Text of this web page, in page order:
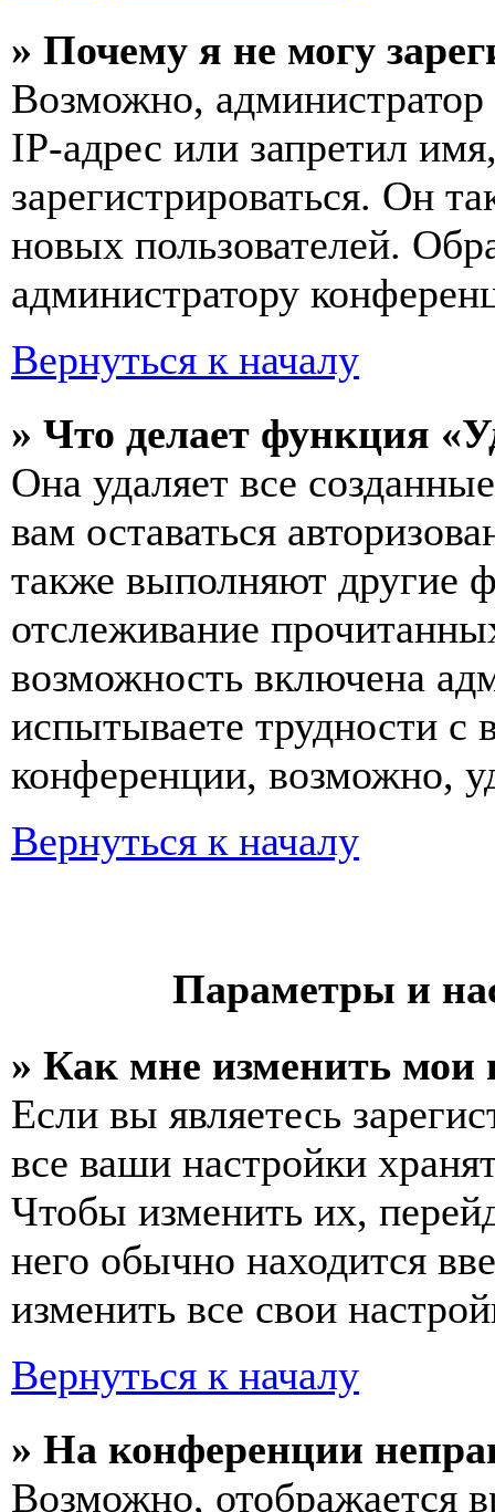
» Почему я не могу
Возможно,
IP-адрес или запретил
зарегистрироваться. Он
новых пользователей.
администратору
Вернуться к началу
» Что делает функция
Она удаляет все
вам оставаться
также выполняют другие
отслеживание
возможность включена
испытываете трудности с
конференции, возможно,
Вернуться к началу
Параметры и
» Как мне изменить мои
Если вы являетесь
все ваши настройки
Чтобы изменить их,
него обычно находится
изменить все свои
Вернуться к началу
» На конференции
Возможно, отображается